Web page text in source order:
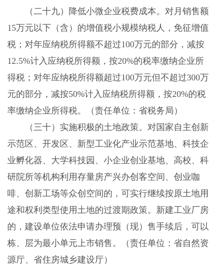
（二十九）降低小微企业税费成本。对月销售额
15万元以下（含）的增值税小规模纳税人，免征增值
税；对年应纳税所得额不超过100万元的部分，减按
12.5%计入应纳税所得额，按20%的税率缴纳企业所
得税；对年应纳税所得额超过100万元但不超过300万
元的部分，减按50%计入应纳税所得额，按20%的税
率缴纳企业所得税。（责任单位：省税务局）
（三十）实施积极的土地政策。对国家自主创新
示范区、开发区、新型工业化产业示范基地、科技企
业孵化器、大学科技园、小企业创业基地、高校、科
研院所等机构利用存量房产兴办创客空间、创业咖
啡、创新工场等众创空间的，可实行继续按原土地用
途和权利类型使用土地的过渡期政策。新建工业厂房
的，建设单位依法申请办理预（现）售手续后，可以
栋、层为最小单元上市销售。（责任单位：省自然资
源厅、省住房城乡建设厅）